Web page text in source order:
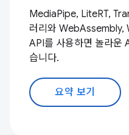
MediaPipe, LiteRT,
러리와 WebAssembly,
API를 사용하면 놀라운
습니다.
요약 보기